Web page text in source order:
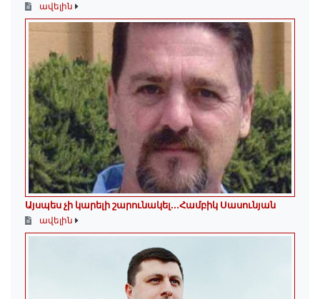
ավելին
Այսպես չի կարելի շարունակել․․․Համբիկ Սասունյան
ավելին